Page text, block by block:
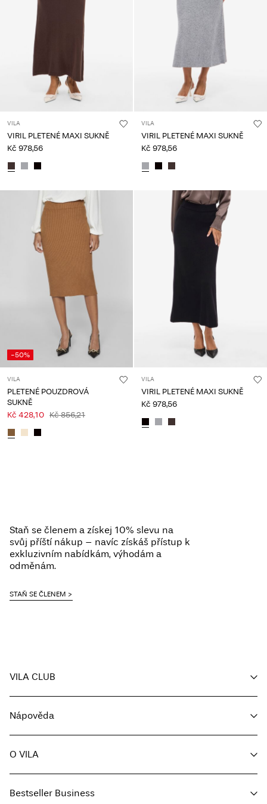
VILA
VIRIL PLETENÉ MAXI SUKNĚ
Kč 978,56
VILA
VIRIL PLETENÉ MAXI SUKNĚ
Kč 978,56
-50%
VILA
PLETENÉ POUZDROVÁ
SUKNĚ
Kč 428,10 Kč 856,21
VILA
VIRIL PLETENÉ MAXI SUKNĚ
Kč 978,56
Staň se členem a získej 10% slevu na
svůj příští nákup – navíc získáš přístup k
exkluzivním nabídkám, výhodám a
odměnám.
STAŇ SE ČLENEM
VILA CLUB
Sledování objednávky
Nápověda
Vrátit zde
Možnosti dodání
Průvodce velikostmi
O VILA
Média
Bestseller Business